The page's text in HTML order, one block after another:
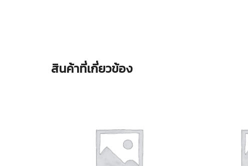
สินค้าที่เกี่ยวข้อง